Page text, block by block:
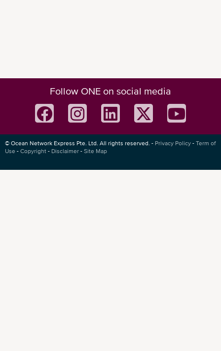
Follow ONE on social media
© Ocean Network Express Pte. Ltd. All rights reserved. - Privacy Policy - Term of
Use - Copyright - Disclaimer - Site Map